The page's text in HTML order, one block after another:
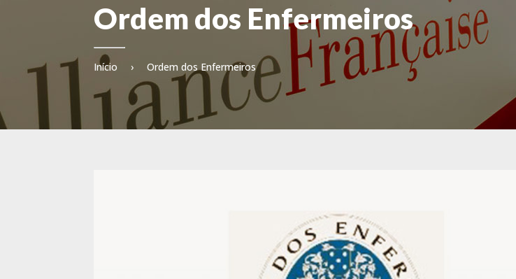
Ordem dos Enfermeiros
Início › Ordem dos Enfermeiros